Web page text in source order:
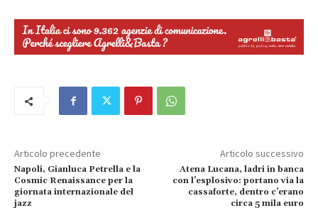
Articolo precedente
Napoli, Gianluca Petrella e la
Cosmic Renaissance per la
giornata internazionale del
jazz
Articolo successivo
Atena Lucana, ladri in banca
con l’esplosivo: portano via la
cassaforte, dentro c’erano
circa 5 mila euro